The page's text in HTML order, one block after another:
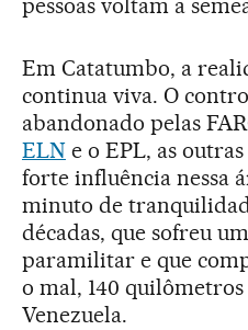
pessoas voltam a
Em Catatumbo, a
continua viva. O
abandonado pelas
ELNe o EPL, as
forte influência nessa
minuto de
décadas, que sofreu
paramilitar e que
o mal, 140
Venezuela.